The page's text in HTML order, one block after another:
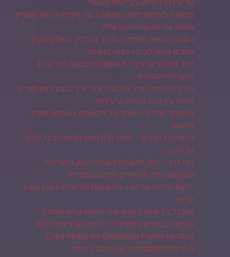
על איכות החיים והביטחון העצמי
מהשדה לצלחת: למה המהפכה של פירות וירקות אונליין
משנה את המטבח הישראלי?
השקט הנפשי מתחיל בתכנון: המדריך האולטימטיבי
לתכנון נופש לציבור הדתי מושלם
יותר ממנהגים: איך דת ומסורת מעצבות את הבית
הישראלי המודרני
הדרך החכמה לנהל את הבריאות: איך לבצע זימון תורים
הדסה עין כרם בקלות וביעילות
עיתונים חרדים – עולם של תקשורת, השפעה ותוכן
מותאם
לימודים לחרדים – פתח להזדמנות חדשה מבלי לוותר
על הדרך
רוני דיין – חזון, חדשנות והובלה בשוק הישראלי
השקעות נדלן: 5 טיפים לרוכש המתחיל
ירקות ופירות טריים – החשיבות של אכילת מזון עשיר
ובריא
ההבדל בין פוקר בקזינו פיזי לעומת קזינו אונליין
קניית רכב חדש בישראל – כל מה שרציתם לדעת
Color Picker for Elementor Forms by Gloo.
5 טיפים להתמודדות עם משבר בזוגיות